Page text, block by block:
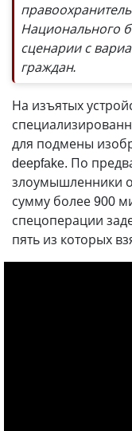
Национального
сценарии с
граждан.
На изъятых
для подмены
deepfake. По
злоумышленники
сумму более 900
спецоперации
пять из которых